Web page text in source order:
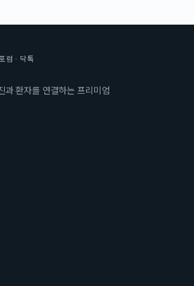
럼 · 닥톡
과 환자를 연결하는 프리미엄